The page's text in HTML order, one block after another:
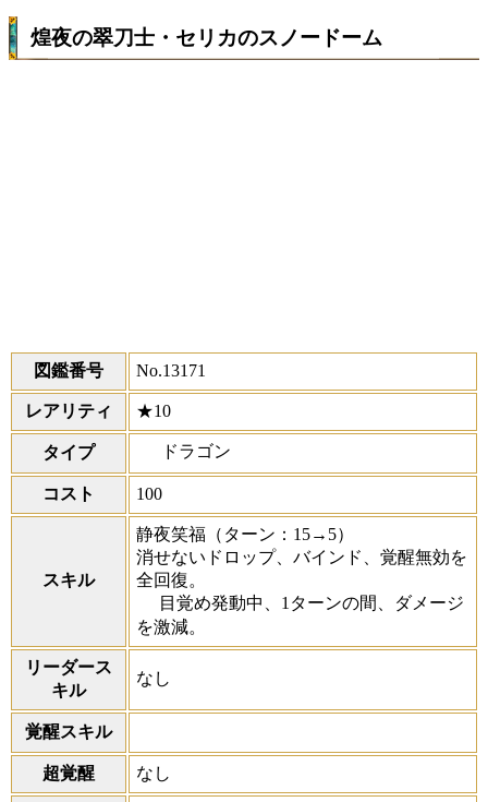
煌夜の翠刀士・セリカのスノードーム
図鑑番号 No.13171
レアリティ ★10
タイプ ドラゴン
コスト 100
スキル
静夜笑福 （ターン：15→5）
消せないドロップ、バインド、覚醒無効を
全回復。
目覚め発動中、1ターンの間、ダメージ
を激減。
リーダース
キル
なし
覚醒スキル
超覚醒 なし